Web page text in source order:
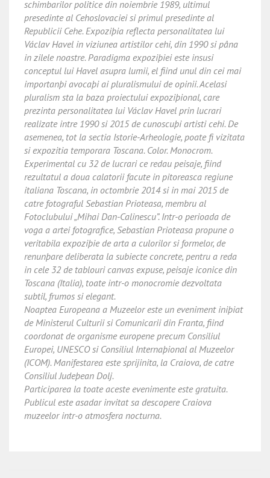
schimbarilor politice din noiembrie 1989, ultimul
presedinte al Cehoslovaciei si primul presedinte al
Republicii Cehe. Expoziþia reflecta personalitatea lui
Václav Havel in viziunea artistilor cehi, din 1990 si pâna
in zilele noastre. Paradigma expoziþiei este insusi
conceptul lui Havel asupra lumii, el fiind unul din cei mai
importanþi avocaþi ai pluralismului de opinii. Acelasi
pluralism sta la baza proiectului expoziþional, care
prezinta personalitatea lui Václav Havel prin lucrari
realizate intre 1990 si 2015 de cunoscuþi artisti cehi. De
asemenea, tot la sectia Istorie-Arheologie, poate fi vizitata
si expozitia temporara Toscana. Color. Monocrom.
Experimental cu 32 de lucrari ce redau peisaje, fiind
rezultatul a doua calatorii facute in pitoreasca regiune
italiana Toscana, in octombrie 2014 si in mai 2015 de
catre fotograful Sebastian Prioteasa, membru al
Fotoclubului „Mihai Dan-Calinescu”. Intr-o perioada de
voga a artei fotografice, Sebastian Prioteasa propune o
veritabila expoziþie de arta a culorilor si formelor, de
renunþare deliberata la subiecte concrete, pentru a reda
in cele 32 de tablouri canvas expuse, peisaje iconice din
Toscana (Italia), toate intr-o monocromie dezvoltata
subtil, frumos si elegant.
Noaptea Europeana a Muzeelor este un eveniment iniþiat
de Ministerul Culturii si Comunicarii din Franta, fiind
coordonat de organisme europene precum Consiliul
Europei, UNESCO si Consiliul Internaþional al Muzeelor
(ICOM). Manifestarea este sprijinita, la Craiova, de catre
Consiliul Judeþean Dolj.
Participarea la toate aceste evenimente este gratuita.
Publicul este asadar invitat sa descopere Craiova
muzeelor intr-o atmosfera nocturna.